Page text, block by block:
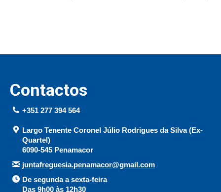
Contactos
+351 277 394 564
Largo Tenente Coronel Júlio Rodrigues da Silva (Ex-
Quartel)
6090-545 Penamacor
juntafreguesia.penamacor@gmail.com
De segunda a sexta-feira
Das 9h00 às 12h30